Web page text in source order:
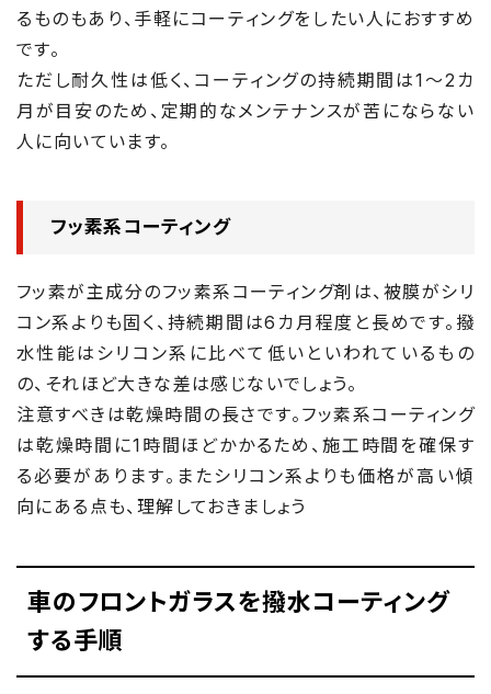
るものもあり、手軽にコーティングをしたい人におすすめ
です。
ただし耐久性は低く、コーティングの持続期間は1～2カ
月が目安のため、定期的なメンテナンスが苦にならない
人に向いています。
フッ素系コーティング
フッ素が主成分のフッ素系コーティング剤は、被膜がシリ
コン系よりも固く、持続期間は6カ月程度と長めです。撥
水性能はシリコン系に比べて低いといわれているもの
の、それほど大きな差は感じないでしょう。
注意すべきは乾燥時間の長さです。フッ素系コーティング
は乾燥時間に1時間ほどかかるため、施工時間を確保す
る必要があります。またシリコン系よりも価格が高い傾
向にある点も、理解しておきましょう
車のフロントガラスを撥水コーティング
する手順